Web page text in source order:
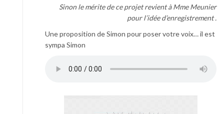
Sinon le mérite de ce projet revient à Mme Meunier
pour l’idée d’enregistrement .
Une proposition de Simon pour poser votre voix… il est
sympa Simon